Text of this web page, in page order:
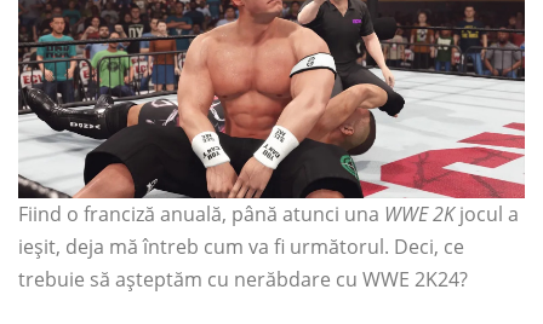
Fiind o franciză anuală, până atunci una WWE 2Kjocul a
ieșit, deja mă întreb cum va fi următorul. Deci, ce
trebuie să așteptăm cu nerăbdare cu WWE 2K24?